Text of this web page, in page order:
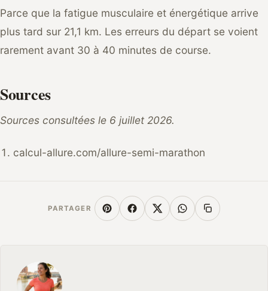
Parce que la fatigue musculaire et énergétique arrive
plus tard sur 21,1 km. Les erreurs du départ se voient
rarement avant 30 à 40 minutes de course.
Sources
Sources consultées le 6 juillet 2026.
calcul-allure.com/allure-semi-marathon
PARTAGER